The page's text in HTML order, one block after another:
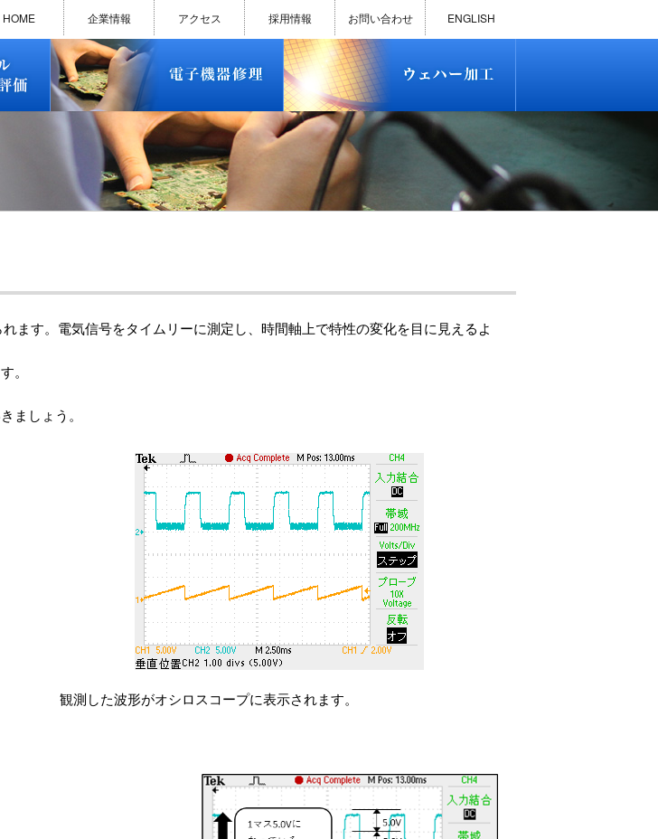
ハ
い）
HOME 企業情報 アクセス 採用情報 お問い合わせ ENGLISH
修理で延命できる可能性
修理のお申し込みについて
修理実績(PC)
修理実績(PC部品)
修理実績(シーケンサー)
修理実績(インバーター)
修理実績(制御ユニット)
修理実績(モーター)
修理実績(モータードライバー)
修理実績(表示器)
修理実績(電源)
修理実績(マザーボード)
修理実績(基板)
修理実績(その他)
よくあるご質問
メルマガバックナンバー
お問い合わせ 半導体プロセス受託加工サービス
MEMS ファウンドリーサービス
精密貫通孔加工
テスト用膜付きウェハー
評価用めっき付きシリコンウエ
研削研磨・ダイシング加工
ダイヤモンドワイヤー販売
ウェハー加工実績
ウェハー販売(Si/SOI/SiC/GaAs)
ウェハーケース販売
ICP-MS汚染分析受託サービス
TXRF汚染分析受託サービス
石英基板・ガラスウェハ加工
恋する半導体（セミコイ）
恋するパワー半導体（つよこ
ます。電気信号をタイムリーに測定し、時間軸上で特性の変化を目に見えるよ
。
ましょう。
観測した波形がオシロスコープに表示されます。